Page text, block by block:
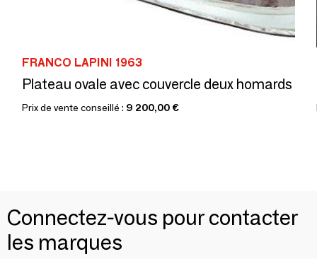
FRANCO LAPINI 1963
Plateau ovale avec couvercle deux homards
Prix de vente conseillé : 9 200,00 €
Connectez-vous pour contacter
les marques